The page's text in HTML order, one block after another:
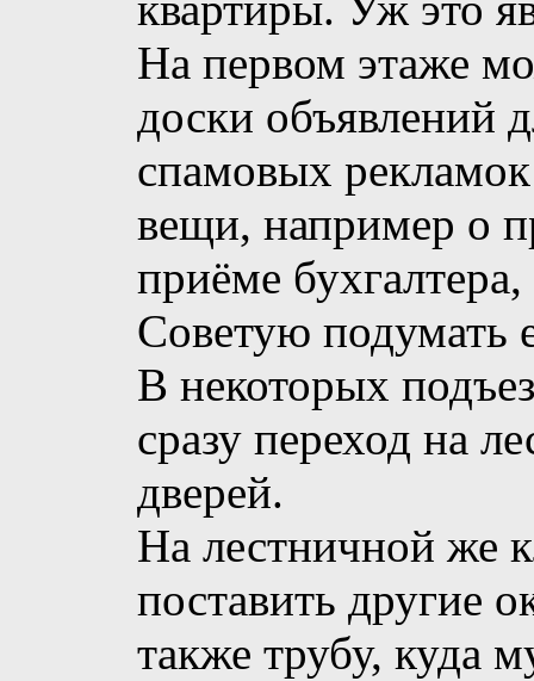
На первом этаже
доски объявлений
спамовых
вещи, например о
приёме
Советую подумать
В некоторых
сразу переход на
дверей.
На лестничной же
поставить другие
также трубу, куда